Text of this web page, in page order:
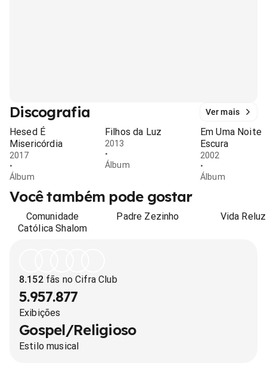
Discografia Ver mais
Hesed É
Misericórdia
2017
•
Álbum
Filhos da Luz
2013
•
Álbum
Em Uma Noite
Escura
2002
•
Álbum
Você também pode gostar
Comunidade
Católica Shalom
Padre Zezinho Vida Reluz
8.152fãs no Cifra Club
5.957.877
Exibições
Gospel/Religioso
Estilo musical